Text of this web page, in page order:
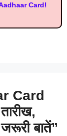
Card!
Card
बातें”